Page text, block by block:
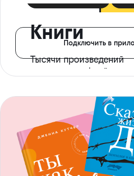
Книги
Тысячи произведений
с доступом офлайн
Подключить в